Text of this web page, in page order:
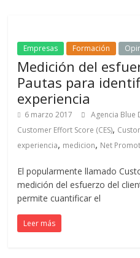
y
en
Colombia
|
Revistas
Empresas Formación
Medición del
Pautas para
experiencia
6 marzo 2017 Agencia Blue
Customer Effort Score (CES),
experiencia, medicion, Net
El popularmente llamado
medición del esfuerzo del
permite cuantificar el
Leer más